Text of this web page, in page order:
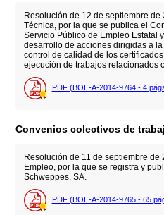
Resolución de 12 de septiembre de
Técnica, por la que se publica el
Servicio Público de Empleo Estatal
desarrollo de acciones dirigidas a
control de calidad de los
ejecución de trabajos relacionados
PDF (BOE-A-2014-9764 - 4
Convenios colectivos de
Resolución de 11 de septiembre
Empleo, por la que se registra y
Schweppes, SA.
PDF (BOE-A-2014-9765 - 65